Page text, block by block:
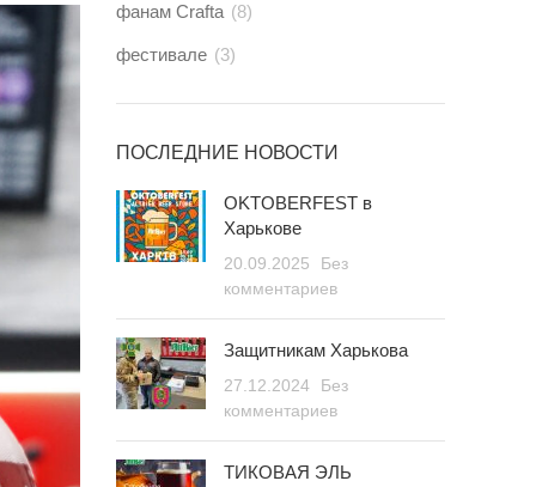
фанам Crafta (8)
фестивале (3)
ПОСЛЕДНИЕ НОВОСТИ
OKTOBERFEST в
Харькове
20.09.2025
Без
комментариев
Защитникам Харькова
27.12.2024
Без
комментариев
ТИКОВАЯ ЭЛЬ